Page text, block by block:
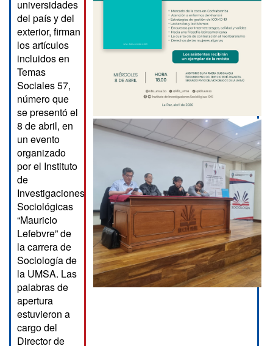
universidades
del país y del
exterior, firman
los artículos
incluidos en
Temas
Sociales 57,
número que
se presentó el
8 de abril, en
un evento
organizado
por el Instituto
de
Investigaciones
Sociológicas
“Mauricio
Lefebvre” de
la carrera de
Sociología de
la UMSA. Las
palabras de
apertura
estuvieron a
cargo del
Director de